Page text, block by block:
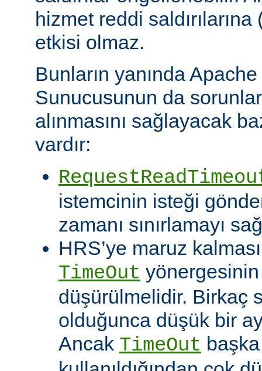
hizmet reddi
etkisi olmaz.
Bunların yanında
Sunucusunun da
alınmasını sağlayacak
vardır:
istemcinin isteği
zamanı sınırlamayı
HRS’ye maruz
TimeOut
düşürülmelidir. Birkaç
olduğunca düşük bir
Ancak TimeOut